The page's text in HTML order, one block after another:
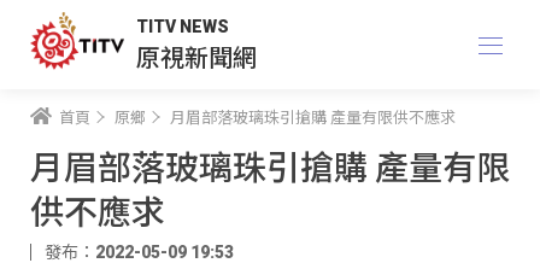
TITV NEWS
原視新聞網
首頁 原鄉 月眉部落玻璃珠引搶購 產量有限供不應求
月眉部落玻璃珠引搶購 產量有限
供不應求
發布：2022-05-09 19:53